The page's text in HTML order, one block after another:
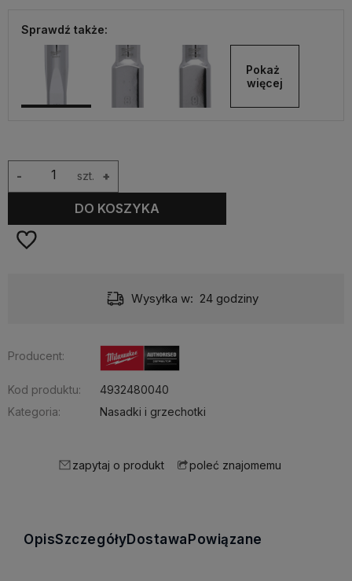
Sprawdź także:
Pokaż
więcej
szt. +
-
DO KOSZYKA
Wysyłka w: 24 godziny
Producent:
Kod produktu:
4932480040
Kategoria:
Nasadki i grzechotki
zapytaj o produkt poleć znajomemu
OpisSzczegółyDostawaPowiązane